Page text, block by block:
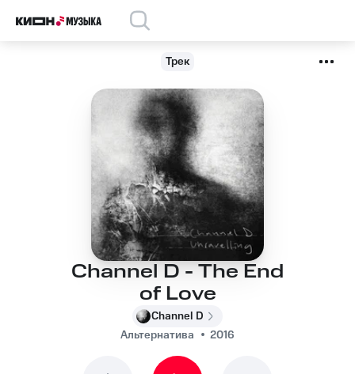
Трек
Channel D - The End
of Love
Channel D
Альтернатива
2016